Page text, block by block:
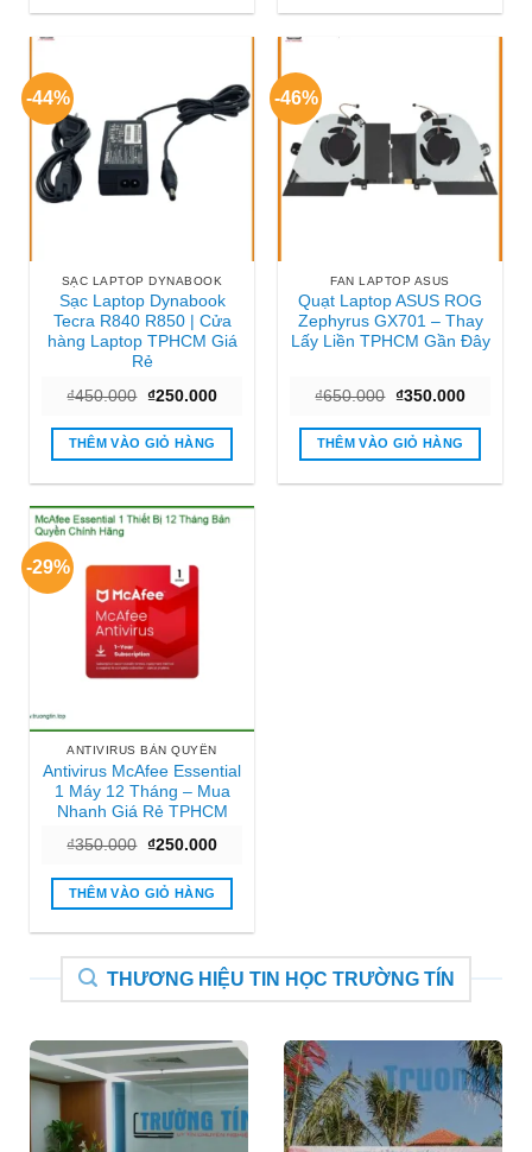
-44%
SẠC LAPTOP DYNABOOK
Sạc Laptop Dynabook
Tecra R840 R850 | Cửa
hàng Laptop TPHCM Giá
Rẻ
₫450.000 Giá
là:
₫450.000.
₫250.000Giá
tại
₫250.000.
THÊM VÀO GIỎ HÀNG
-46%
FAN LAPTOP ASUS
Quạt Laptop ASUS ROG
Zephyrus GX701 – Thay
Lấy Liền TPHCM Gần Đây
₫650.000 Giá
là:
₫650.000.
₫350.000Giá
tại
THÊM VÀO GIỎ HÀNG
-29%
ANTIVIRUS BẢN QUYỀN
Antivirus McAfee Essential
1 Máy 12 Tháng – Mua
Nhanh Giá Rẻ TPHCM
₫350.000 Giá
là:
₫350.000.
₫250.000Giá
tại
₫250.000.
THÊM VÀO GIỎ HÀNG
THƯƠNG HIỆU TIN HỌC TRƯỜNG TÍN